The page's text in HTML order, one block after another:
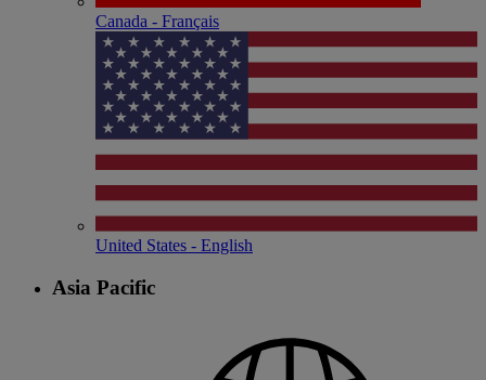
Canada - Français
United States - English
Asia Pacific